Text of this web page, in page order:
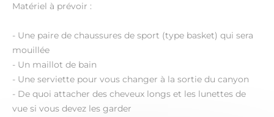
Matériel à prévoir :
- Une paire de chaussures de sport (type basket) qui sera
mouillée
- Un maillot de bain
- Une serviette pour vous changer à la sortie du canyon
- De quoi attacher des cheveux longs et les lunettes de
vue si vous devez les garder